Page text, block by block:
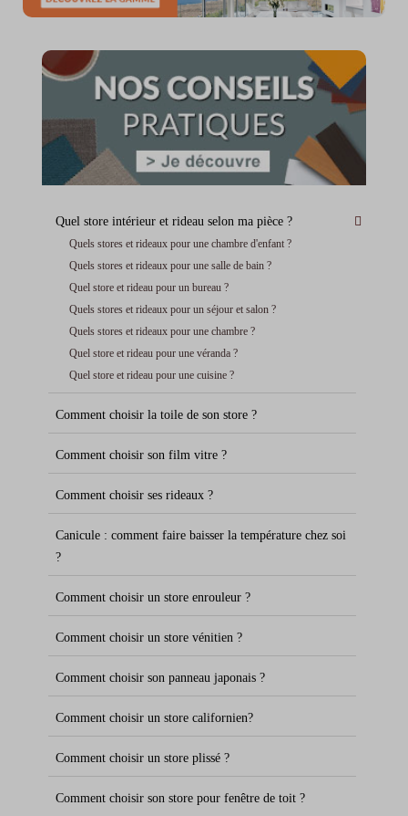
Quel store intérieur et rideau selon ma pièce ?
Quels stores et rideaux pour une chambre d'enfant ?
Quels stores et rideaux pour une salle de bain ?
Quel store et rideau pour un bureau ?
Quels stores et rideaux pour un séjour et salon ?
Quels stores et rideaux pour une chambre ?
Quel store et rideau pour une véranda ?
Quel store et rideau pour une cuisine ?
Comment choisir la toile de son store ?
Comment choisir son film vitre ?
Comment choisir ses rideaux ?
Canicule : comment faire baisser la température chez soi
?
Comment choisir un store enrouleur ?
Comment choisir un store vénitien ?
Comment choisir son panneau japonais ?
Comment choisir un store californien?
Comment choisir un store plissé ?
Comment choisir son store pour fenêtre de toit ?